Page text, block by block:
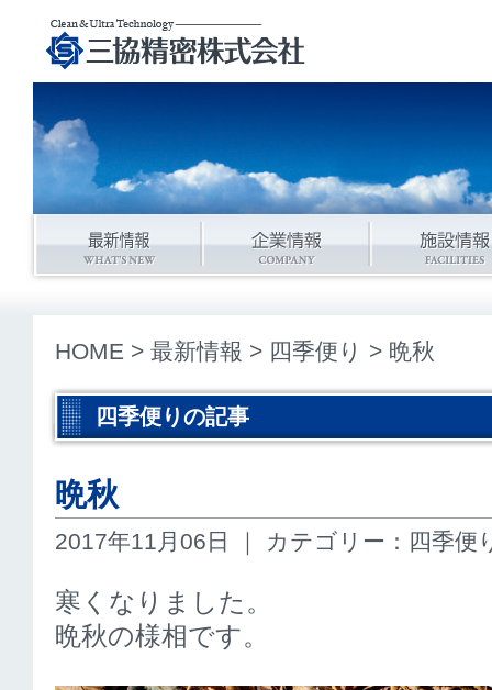
HOME > 最新情報 > 四季便り > 晩秋
四季便りの記事
晩秋
2017年11月06日 ｜ カテゴリー：四季便
寒くなりました。
晩秋の様相です。